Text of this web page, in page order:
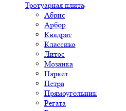
Тротуарная плита
Абрис
Арбор
Квадрат
Классико
Литос
Мозаика
Паркет
Петра
Прямоугольник
Регата